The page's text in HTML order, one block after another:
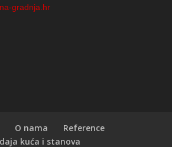
gradnja.hr
O nama
Reference
kuća i stanova